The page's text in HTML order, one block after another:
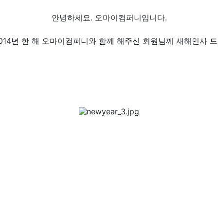
안녕하세요. 오마이컴퍼니입니다.
년 한 해 오마이컴퍼니와 함께 해주신 회원님께 새해인사